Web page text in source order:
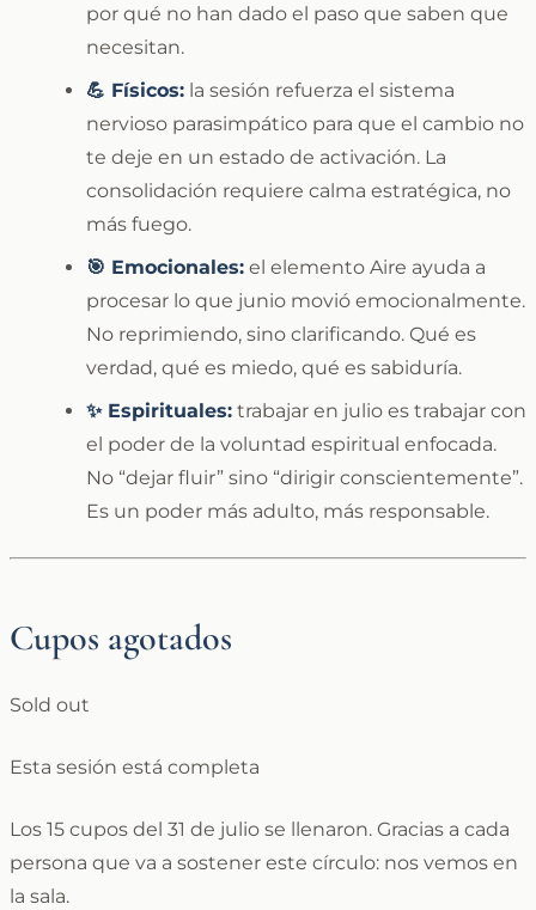
por qué no han dado el paso que saben que
necesitan.
💪 Físicos: la sesión refuerza el sistema
nervioso parasimpático para que el cambio no
te deje en un estado de activación. La
consolidación requiere calma estratégica, no
más fuego.
🎯 Emocionales: el elemento Aire ayuda a
procesar lo que junio movió emocionalmente.
No reprimiendo, sino clarificando. Qué es
verdad, qué es miedo, qué es sabiduría.
✨ Espirituales: trabajar en julio es trabajar con
el poder de la voluntad espiritual enfocada.
No “dejar fluir” sino “dirigir conscientemente”.
Es un poder más adulto, más responsable.
Cupos agotados
Sold out
Esta sesión está completa
Los 15 cupos del 31 de julio se llenaron. Gracias a cada
persona que va a sostener este círculo: nos vemos en
la sala.